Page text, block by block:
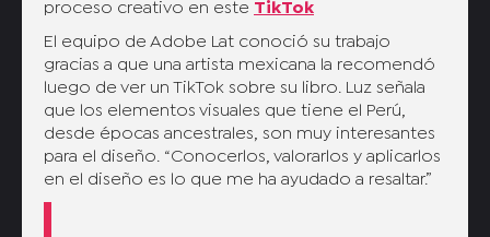
proceso creativo en este TikTok
El equipo de Adobe Lat conoció su trabajo
gracias a que una artista mexicana la recomendó
luego de ver un TikTok sobre su libro. Luz señala
que los elementos visuales que tiene el Perú,
desde épocas ancestrales, son muy interesantes
para el diseño. “Conocerlos, valorarlos y aplicarlos
en el diseño es lo que me ha ayudado a resaltar.”